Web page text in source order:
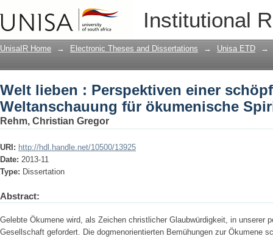
Institutional
Welt lieben : Perspektiven einer
ökumenische Spiritualität
UnisaIR Home → Electronic Theses and Dissertations → Unisa ETD →
Welt lieben : Perspektiven einer
Weltanschauung für ökumenische
Rehm, Christian Gregor
URI: http://hdl.handle.net/10500/13925
Date: 2013-11
Type: Dissertation
Abstract:
Gelebte Ökumene wird, als Zeichen christlicher Glaubwürdigkeit, in unserer
Gesellschaft gefordert. Die dogmenorientierten Bemühungen zur Ökumene